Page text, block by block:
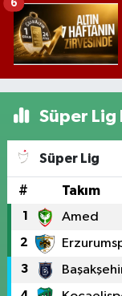
6
Süper Lig
Süper Lig
# Takım
1 Amed
2
3